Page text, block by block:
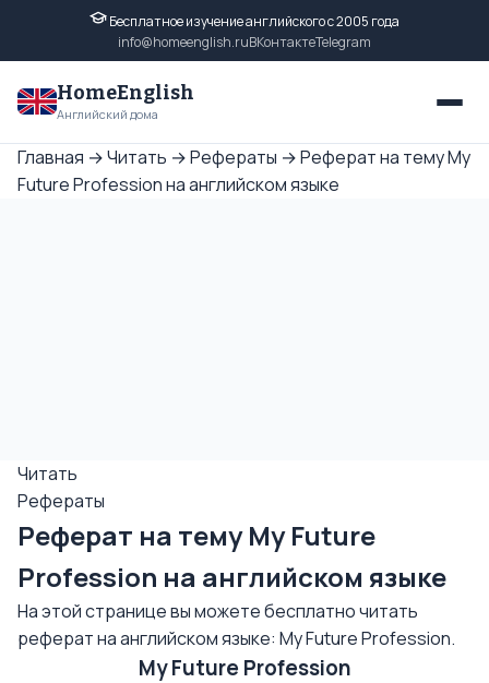
Бесплатное изучение английского с 2005 года
info@homeenglish.ruВКонтактеTelegram
HomeEnglish
Английский дома
Главная →Читать →Рефераты →Реферат на тему My
Future Profession на английском языке
Читать
Рефераты
Реферат на тему My Future
Profession на английском языке
На этой странице вы можете бесплатно читать
реферат на английском языке: My Future Profession.
My Future Profession